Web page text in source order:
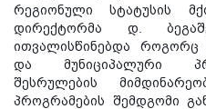
რეგიონული სტატუსის
დირექტორმა დ.
ითვალისწინებდა
და მუნიციპალური
შესრულების
პროგრამების შემდგომი